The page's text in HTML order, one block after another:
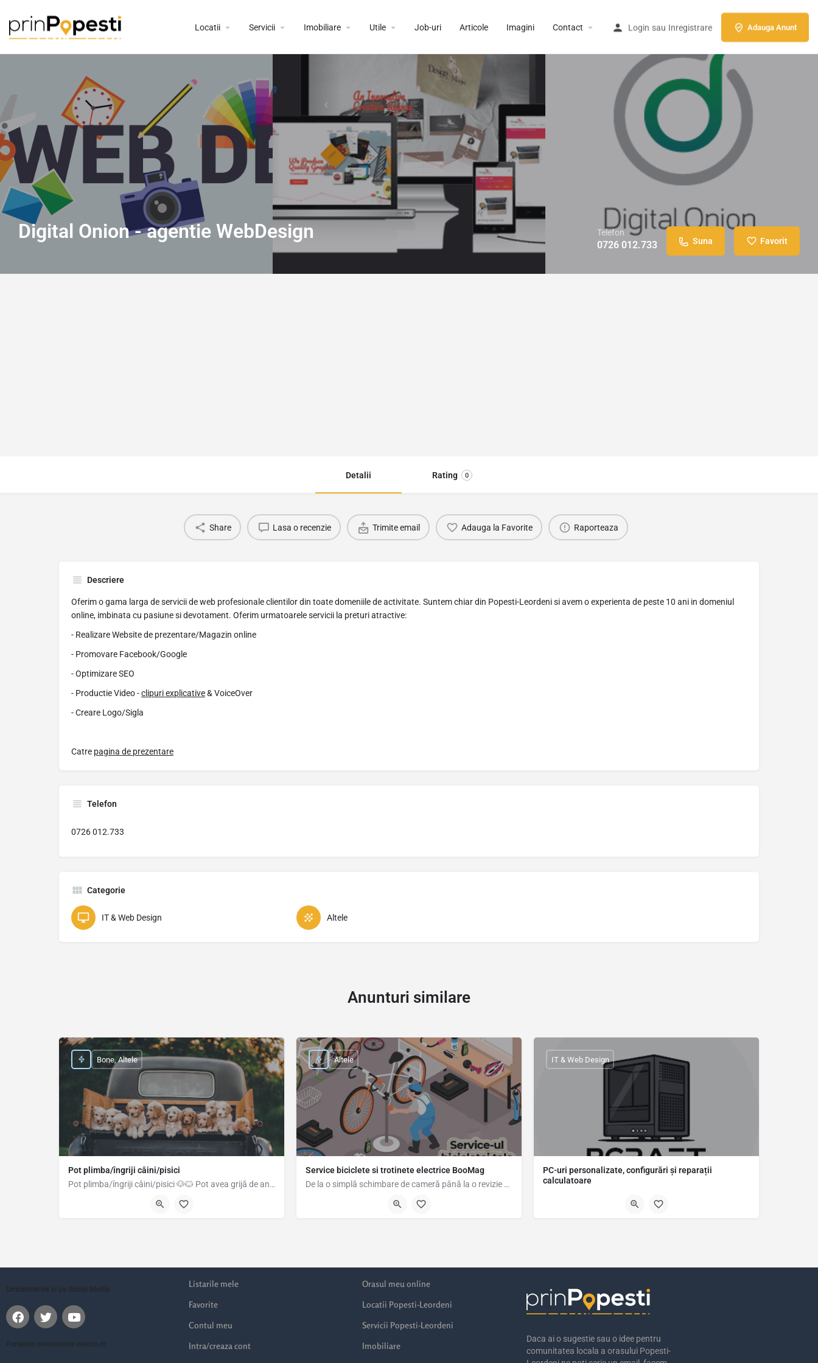
Locatii Servicii Imobiliare Utile Job-uri Articole Imagini Contact Login sau Inregistrare Adauga Anunt
Digital Onion - agentie WebDesign Telefon
0726 012.733 Suna Favorit
Detalii Rating 0
Share Lasa o recenzie Trimite email Adauga la Favorite Raporteaza
Descriere
Oferim o gama larga de servicii de web profesionale clientilor din toate domeniile de activitate. Suntem chiar din Popesti-Leordeni si avem o experienta de peste 10 ani in domeniul
online, imbinata cu pasiune si devotament. Oferim urmatoarele servicii la preturi atractive:
- Realizare Website de prezentare/Magazin online
- Promovare Facebook/Google
- Optimizare SEO
- Productie Video -clipuri explicative& VoiceOver
- Creare Logo/Sigla
Catre pagina de prezentare
Telefon
0726 012.733
Categorie
IT & Web Design Altele
Anunturi similare
Pot plimba/îngriji câini/pisici
Pot plimba/îngriji câini/pisici 🐶🐱 Pot avea grijă de animale de companie/plante cât timp proprietarii sunt…
Bone, Altele
Service biciclete si trotinete electrice BooMag
De la o simplă schimbare de cameră până la o revizie completă a bicicletei sau trotinetei electrice, la noi…
Altele
PC-uri personalizate, configurări și reparații
calculatoare
IT & Web Design
Urmareste-ne si pe Social Media
Parteneri evenimente evento.ro
Listarile mele
Favorite
Contul meu
Intra/creaza cont
Orasul meu online
Locatii Popesti-Leordeni
Servicii Popesti-Leordeni
Imobiliare
Daca ai o sugestie sau o idee pentru
comunitatea locala a orasului Popesti-